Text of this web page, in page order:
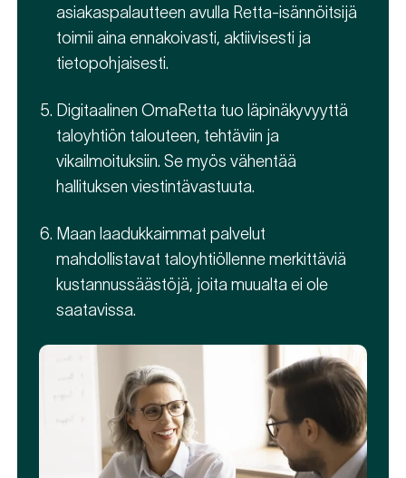
asiakaspalautteen avulla Retta-isännöitsijä
toimii aina ennakoivasti, aktiivisesti ja
tietopohjaisesti.
Digitaalinen OmaRetta tuo läpinäkyvyyttä
taloyhtiön talouteen, tehtäviin ja
vikailmoituksiin. Se myös vähentää
hallituksen viestintävastuuta.
Maan laadukkaimmat palvelut
mahdollistavat taloyhtiöllenne merkittäviä
kustannussäästöjä, joita muualta ei ole
saatavissa.